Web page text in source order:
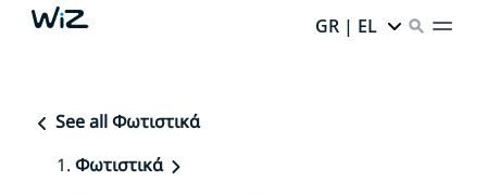
GR | EL
See all Φωτιστικά
Φωτιστικά